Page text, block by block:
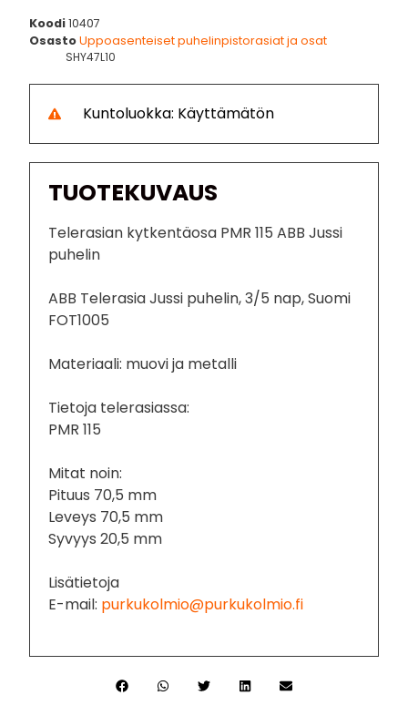
Koodi10407
OsastoUppoasenteiset puhelinpistorasiat ja osat
SHY47L10
Kuntoluokka: Käyttämätön
TUOTEKUVAUS
Telerasian kytkentäosa PMR 115 ABB Jussi
puhelin
ABB Telerasia Jussi puhelin, 3/5 nap, Suomi
FOT1005
Materiaali: muovi ja metalli
Tietoja telerasiassa:
PMR 115
Mitat noin:
Pituus 70,5 mm
Leveys 70,5 mm
Syvyys 20,5 mm
Lisätietoja
E-mail: purkukolmio@purkukolmio.fi